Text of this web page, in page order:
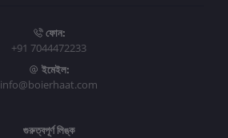
ফোন:
+91 7044472233
ইমেইল:
info@boierhaat.com
গুরুত্বপূর্ণ লিঙ্ক